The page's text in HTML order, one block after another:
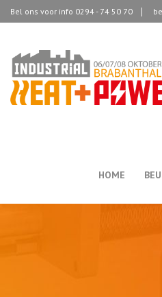
Bel ons voor info 0294 - 74 50 70
HOME